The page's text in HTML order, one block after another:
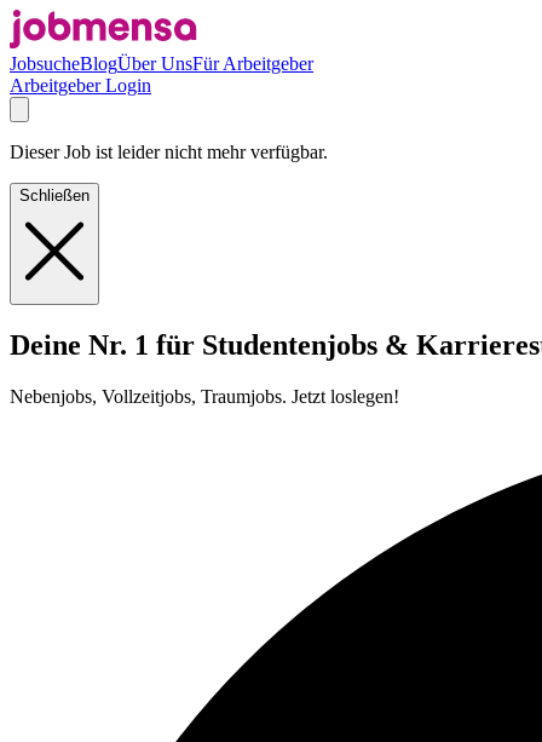
JobsucheBlogÜber UnsFür Arbeitgeber
Arbeitgeber Login
Dieser Job ist leider nicht mehr verfügbar.
Schließen
Deine Nr. 1 für Studentenjobs &
Nebenjobs, Vollzeitjobs, Traumjobs. Jetzt loslegen!